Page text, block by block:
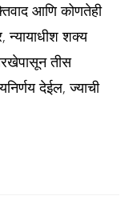
आणि कोणतेही
न्यायाधीश शक्य
तीस
देईल, ज्याची